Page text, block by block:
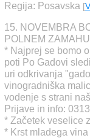
Regija: Posavska [
15. NOVEMBRA
POLNEM
* Najprej se bomo
poti Po Gadovi
uri odkrivanja
vinogradniška
vodenje s strani
Prijave in info:
* Začetek veselice
* Krst mladega